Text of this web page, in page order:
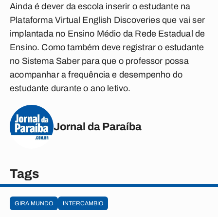
Ainda é dever da escola inserir o estudante na
Plataforma Virtual English Discoveriesque vai ser
implantada no Ensino Médio da Rede Estadual de
Ensino. Como também deve registrar o estudante
no Sistema Saberpara que o professor possa
acompanhar a frequência e desempenho do
estudante durante o ano letivo.
Jornal da Paraíba
Tags
GIRA MUNDO INTERCAMBIO